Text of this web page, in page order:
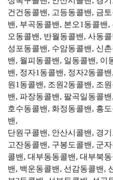
건건동콜밴, 고등동콜밴, 금
밴, 부곡동콜밴, 본오1동콜밴
오동콜밴, 반월동콜밴, 사동
성포동콜밴, 수암동콜밴, 신
밴, 월피동콜밴, 일동콜밴, 이
밴, 정자1동콜밴, 정자2동콜
원1동콜밴, 조원2동콜밴, 조
밴, 파장동콜밴, 팔곡일동콜
호수동콜밴, 화정동콜밴, 흥
밴,
단원구콜밴, 안산시콜밴, 경
고잔동콜밴, 구봉도콜밴, 군
콜밴, 대부동동콜밴, 대부북
밴, 백운동콜밴, 선감동콜밴,